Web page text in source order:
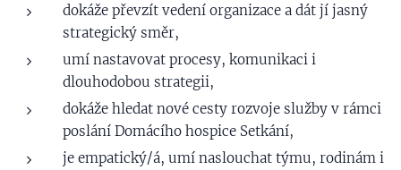
dokáže převzít vedení organizace a dát jí jasný
strategický směr,
umí nastavovat procesy, komunikaci i
dlouhodobou strategii,
dokáže hledat nové cesty rozvoje služby v rámci
poslání Domácího hospice Setkání,
je empatický/á, umí naslouchat týmu, rodinám i